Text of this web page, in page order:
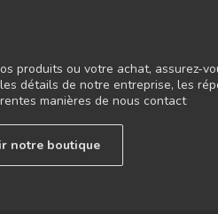
produits ou votre achat, assurez-
détails de notre entreprise, les
manières de nous contact
notre boutique